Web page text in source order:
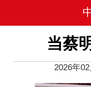
当蔡
2026年